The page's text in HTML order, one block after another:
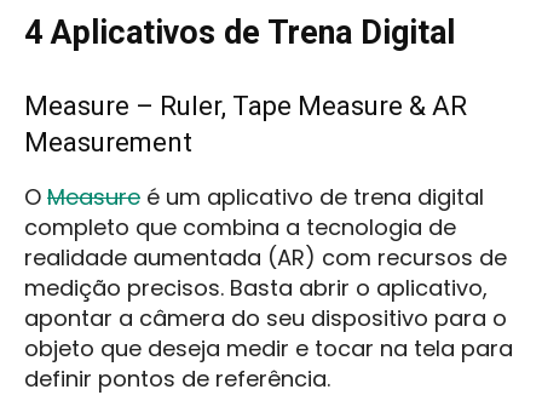
4 Aplicativos de Trena Digital
Measure – Ruler, Tape Measure & AR
Measurement
O Measure é um aplicativo de trena digital
completo que combina a tecnologia de
realidade aumentada (AR) com recursos de
medição precisos. Basta abrir o aplicativo,
apontar a câmera do seu dispositivo para o
objeto que deseja medir e tocar na tela para
definir pontos de referência.